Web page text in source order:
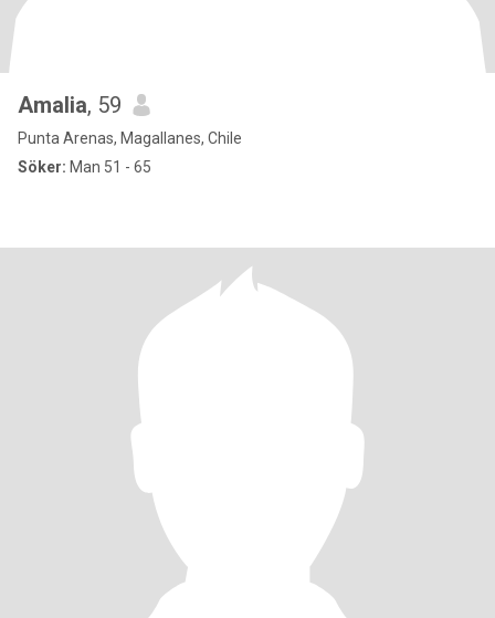
Amalia, 59
Punta Arenas, Magallanes, Chile
Söker: Man 51 - 65